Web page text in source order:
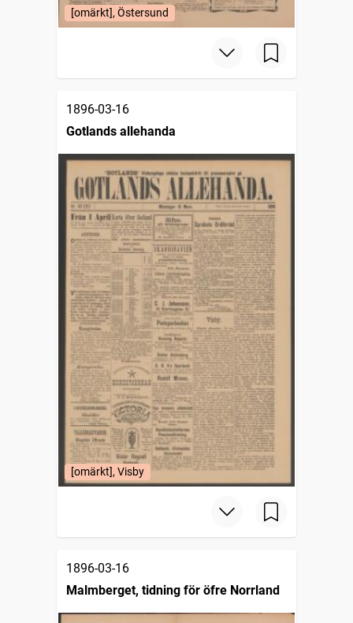
[omärkt], Östersund
1896-03-16
Gotlands allehanda
[omärkt], Visby
1896-03-16
Malmberget, tidning för öfre Norrland